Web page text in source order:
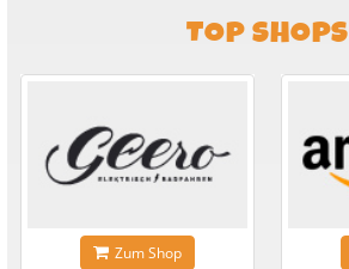
TOP SHOPS
Zum Shop